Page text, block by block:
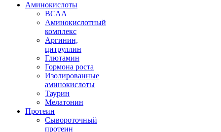
Аминокислоты
ВСАА
Аминокислотный
комплекс
Аргинин,
цитруллин
Глютамин
Гормона роста
Изолированные
аминокислоты
Таурин
Мелатонин
Протеин
Сывороточный
протеин